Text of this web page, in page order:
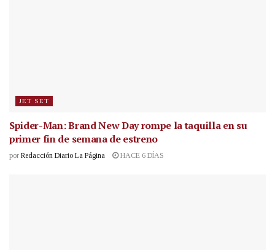
JET SET
Spider-Man: Brand New Day rompe la taquilla en su
primer fin de semana de estreno
por Redacción Diario La Página HACE 6 DÍAS